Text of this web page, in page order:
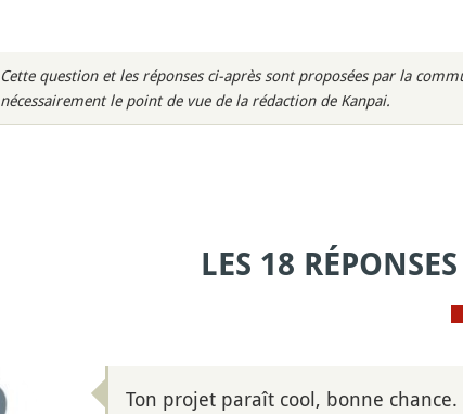
Cette question et les réponses ci-après sont proposées par la
nécessairement le point de vue de la rédaction de Kanpai.
LES 18
Ton projet paraît cool, bonne chance.